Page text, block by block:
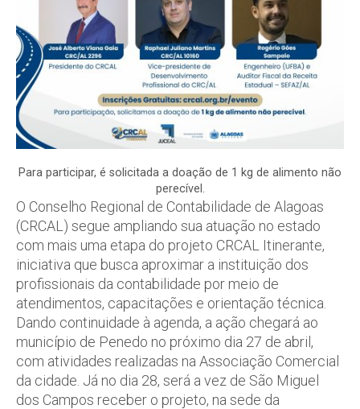
Para participar, é solicitada a doação de 1 kg de alimento não
perecível.
O Conselho Regional de Contabilidade de Alagoas
(CRCAL) segue ampliando sua atuação no estado
com mais uma etapa do projeto CRCAL Itinerante,
iniciativa que busca aproximar a instituição dos
profissionais da contabilidade por meio de
atendimentos, capacitações e orientação técnica.
Dando continuidade à agenda, a ação chegará ao
município de Penedo no próximo dia 27 de abril,
com atividades realizadas na Associação Comercial
da cidade. Já no dia 28, será a vez de São Miguel
dos Campos receber o projeto, na sede da